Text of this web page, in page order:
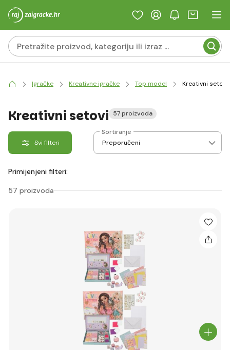
Igračke Kreativne igračke Top model Kreativni setovi
Kreativni setovi 57 proizvoda
Svi filteri
Sortiranje
Primijenjeni filteri:
57 proizvoda